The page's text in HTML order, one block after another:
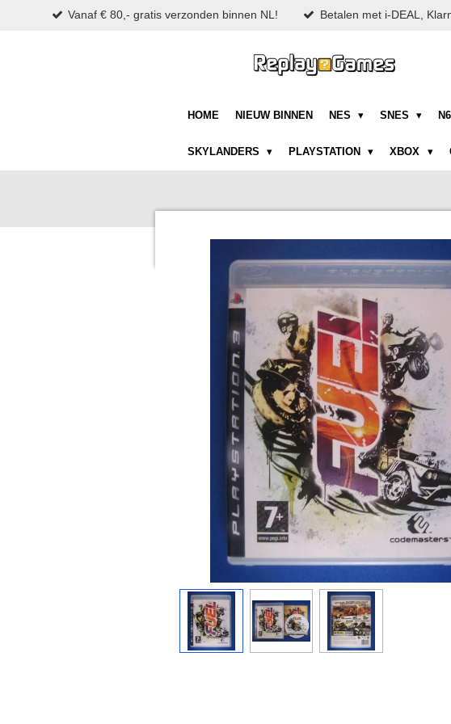
Vanaf € 80,- gratis verzonden binnen NL! Betalen met i-DEAL,
HOME NIEUW BINNEN NES SNES
SKYLANDERS PLAYSTATION XBOX